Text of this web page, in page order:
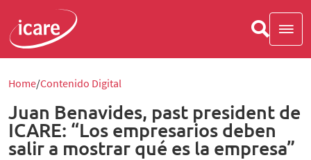
Home Contenido Digital
Juan Benavides, past president de
ICARE: “Los empresarios deben
salir a mostrar qué es la empresa”